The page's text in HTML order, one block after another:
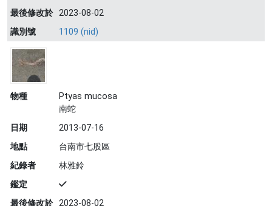
最後修改於 2023-08-02
識別號
1109 (nid)
物種
Ptyas mucosa
南蛇
日期
2013-07-16
地點
台南市七股區
紀錄者
林雅鈴
鑑定
最後修改於 2023-08-02